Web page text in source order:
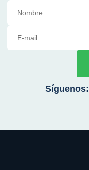
Síguenos: